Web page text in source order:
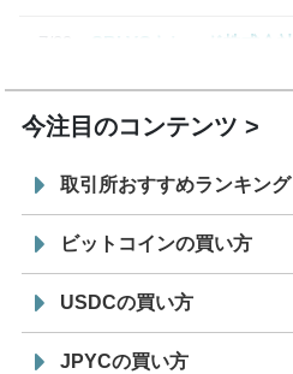
7/29
SBI VCトレード株式会社
今注目のコンテンツ
取引所おすすめランキング
ビットコインの買い方
USDCの買い方
JPYCの買い方